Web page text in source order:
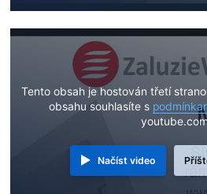
Tento obsah je hostován třetí
obsahu souhlasíte s
Načíst video